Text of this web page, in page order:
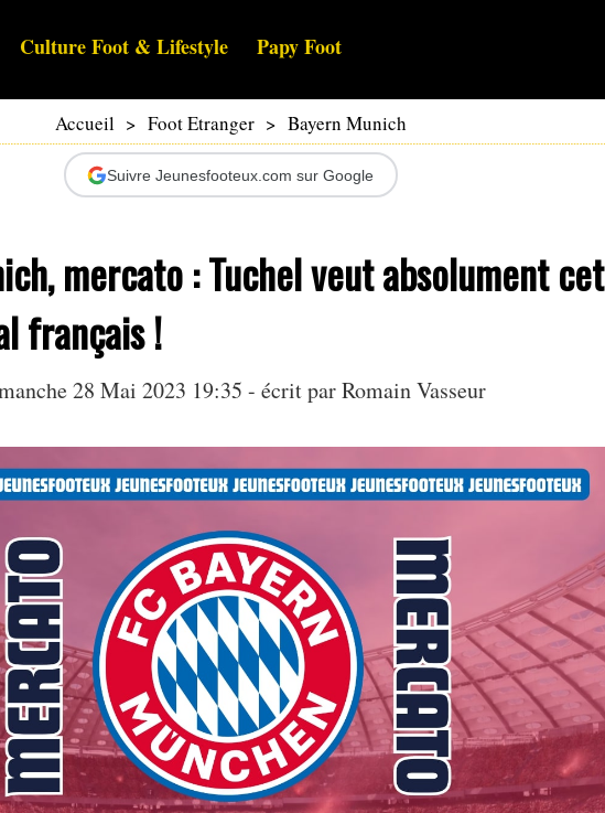
Culture Foot & Lifestyle Papy Foot
Accueil > Foot Etranger > Bayern Munich
Suivre Jeunesfooteux.com sur Google
mercato : Tuchel veut absolument cet
français !
28 Mai 2023 19:35 - écrit parRomain Vasseur